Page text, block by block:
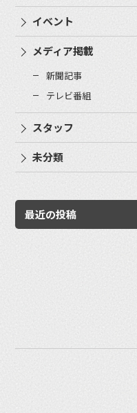
イベント
メディア掲載
新聞記事
テレビ番組
スタッフ
未分類
最近の投稿